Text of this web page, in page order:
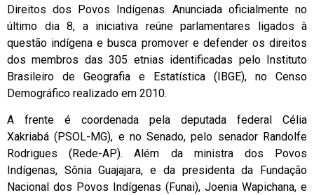
Direitos dos Povos Indígenas. Anunciada oficialmente no
último dia 8, a iniciativa reúne parlamentares ligados à
questão indígena e busca promover e defender os direitos
dos membros das 305 etnias identificadas pelo Instituto
Brasileiro de Geografia e Estatística (IBGE), no Censo
Demográfico realizado em 2010.
A frente é coordenada pela deputada federal Célia
Xakriabá (PSOL-MG), e no Senado, pelo senador Randolfe
Rodrigues (Rede-AP). Além da ministra dos Povos
Indígenas, Sônia Guajajara, e da presidenta da Fundação
Nacional dos Povos Indígenas (Funai), Joenia Wapichana, e